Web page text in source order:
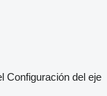
Configuración del eje